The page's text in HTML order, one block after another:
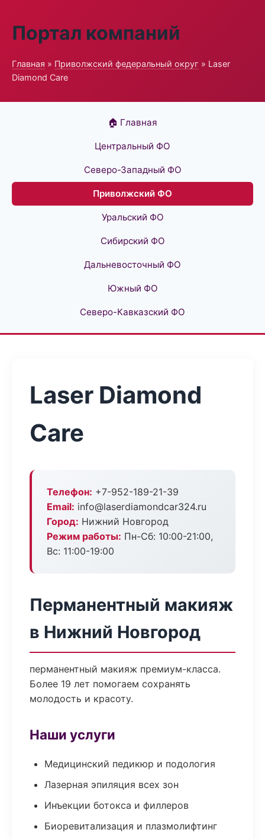
Портал компаний
Главная » Приволжский федеральный округ » Laser
Diamond Care
🏠 Главная
Центральный ФО
Северо-Западный ФО
Приволжский ФО
Уральский ФО
Сибирский ФО
Дальневосточный ФО
Южный ФО
Северо-Кавказский ФО
Laser Diamond
Care
Телефон: +7-952-189-21-39
Email: info@laserdiamondcar324.ru
Город: Нижний Новгород
Режим работы: Пн-Сб: 10:00-21:00,
Вс: 11:00-19:00
Перманентный макияж
в Нижний Новгород
перманентный макияж премиум-класса.
Более 19 лет помогаем сохранять
молодость и красоту.
Наши услуги
Медицинский педикюр и подология
Лазерная эпиляция всех зон
Инъекции ботокса и филлеров
Биоревитализация и плазмолифтинг